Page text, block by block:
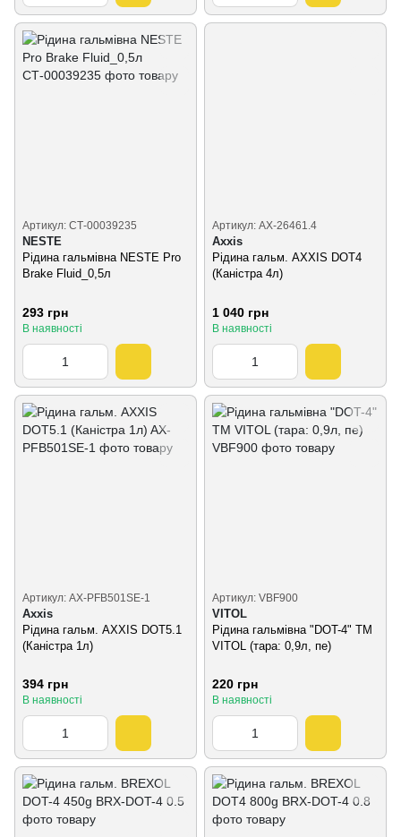
Артикул: СТ-00039235
NESTE
Рідина гальмівна NESTE Pro
Brake Fluid_0,5л
293 грн
В наявності
Артикул: AX-26461.4
Axxis
Рідина гальм. AXXIS DOT4
(Каністра 4л)
1 040 грн
В наявності
Артикул: AX-PFB501SE-1
Axxis
Рідина гальм. AXXIS DOT5.1
(Каністра 1л)
394 грн
В наявності
Артикул: VBF900
VITOL
Рідина гальмівна "DOT-4" ТМ
VITOL (тара: 0,9л, пе)
220 грн
В наявності